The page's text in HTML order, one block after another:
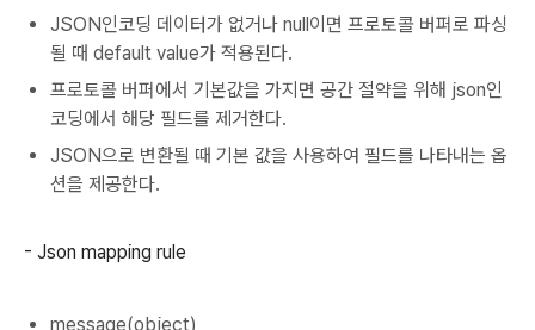
JSON인코딩 데이터가 없거나 null이면 프로토콜 버퍼로 파싱
될 때 default value가 적용된다.
프로토콜 버퍼에서 기본값을 가지면 공간 절약을 위해 json인
코딩에서 해당 필드를 제거한다.
JSON으로 변환될 때 기본 값을 사용하여 필드를 나타내는 옵
션을 제공한다.
- Json mapping rule
message(object)